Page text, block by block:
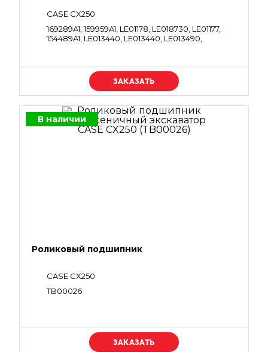
CASE CX250
169289A1, 159959A1, LE01178, LE018730, LE01177,
154489A1, LE013440, LE013440, LE013490,
Уточняйте цену
В наличии
Роликовый подшипник
CASE CX250
TB00026
Уточняйте цену